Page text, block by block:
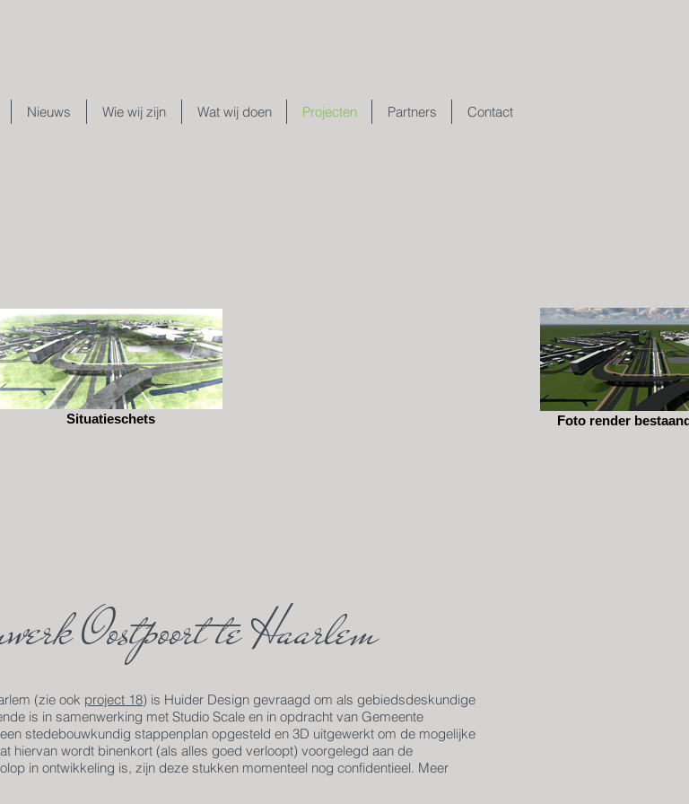
Nieuws Wie wij zijn Wat wij doen Projecten Partners Contact
Situatieschets Foto render
Oostpoort te Haarlem
(zie ook project 18) is Huider Design gevraagd om als gebiedsdeskundige
is in samenwerking met Studio Scale en in opdracht van Gemeente
stedebouwkundig stappenplan opgesteld en 3D uitgewerkt om de mogelijke
hiervan wordt binenkort (als alles goed verloopt) voorgelegd aan de
in ontwikkeling is, zijn deze stukken momenteel nog confidentieel. Meer